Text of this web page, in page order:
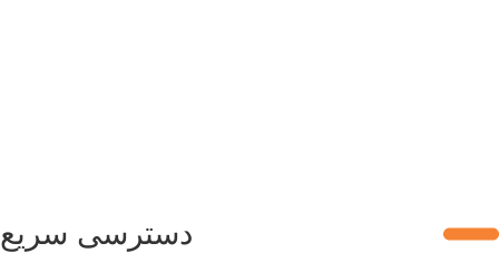
دسترسی سریع